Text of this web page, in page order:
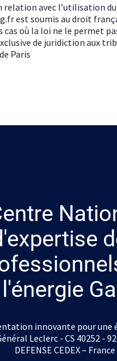
relation avec l’utilisation du
est soumis au droit
cas où la loi ne le permet
de juridiction aux
Paris
l'énergie
innovante pour une
Leclerc - CS 40252 -
DEFENSE CEDEX – France